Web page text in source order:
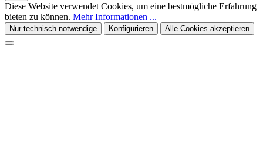
Diese Website verwendet Cookies, um eine bestmögliche Erfahrung
bieten zu können. Mehr Informationen ...
Nur technisch notwendige Konfigurieren Alle Cookies akzeptieren